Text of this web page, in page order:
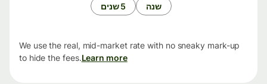
שנה 5 שנים
We use the real, mid-market rate with no sneaky mark-up
to hide the fees.Learn more